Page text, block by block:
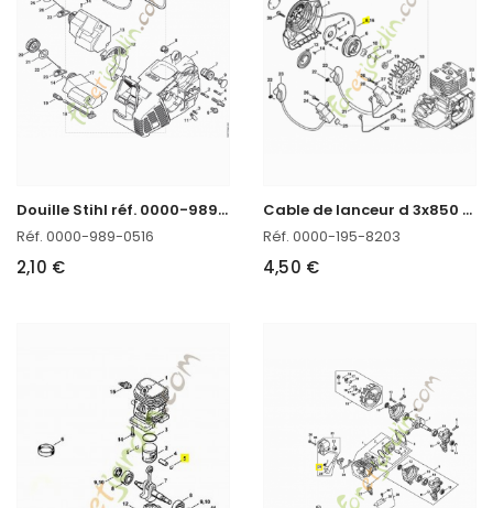
D
ouille Stihl réf. 0000-989-0516
Réf. 0000-989-0516
2,10 €
C
able de lanceur d 3x850 Stihl réf. 0000-195-8203 en stock
Réf. 0000-195-8203
4,50 €